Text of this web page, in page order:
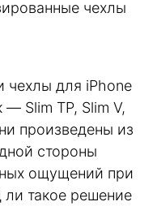
чехлы
чехлы для iPhone
Slim TP, Slim V,
произведены из
стороны
ощущений при
ли такое решение